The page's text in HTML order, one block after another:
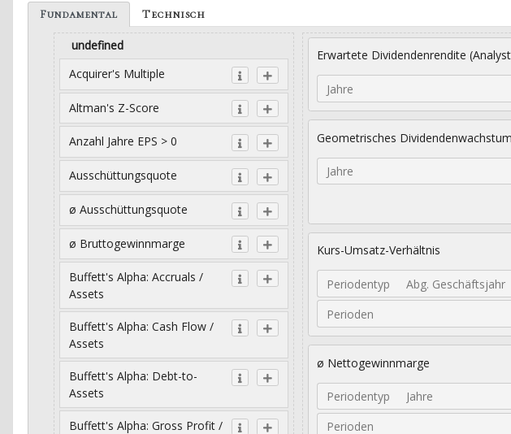
Fundamental Technisch
undefined
Acquirer's Multiple
Altman's Z-Score
Anzahl Jahre EPS > 0
Ausschüttungsquote
ø Ausschüttungsquote
ø Bruttogewinnmarge
Buffett's Alpha: Accruals /
Assets
Buffett's Alpha: Cash Flow /
Assets
Buffett's Alpha: Debt-to-
Assets
Buffett's Alpha: Gross Profit /
Erwartete Dividendenrendite
Jahre
Geometrisches Dividendenwachstum
Jahre
Kurs-Umsatz-Verhältnis
Periodentyp
Abg. Geschäftsjahr
Perioden
ø Nettogewinnmarge
Periodentyp
Jahre
Perioden